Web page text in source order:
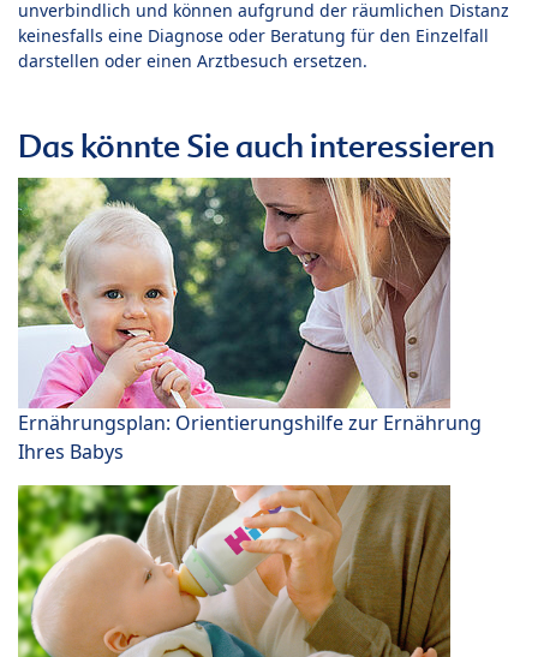
unverbindlich und können aufgrund der räumlichen Distanz
keinesfalls eine Diagnose oder Beratung für den Einzelfall
darstellen oder einen Arztbesuch ersetzen.
Das könnte Sie auch interessieren
Ernährungsplan: Orientierungshilfe zur Ernährung
Ihres Babys